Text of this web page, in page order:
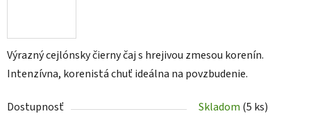
Výrazný cejlónsky čierny čaj s hrejivou zmesou korenín.
Intenzívna, korenistá chuť ideálna na povzbudenie.
Dostupnosť Skladom (5 ks)